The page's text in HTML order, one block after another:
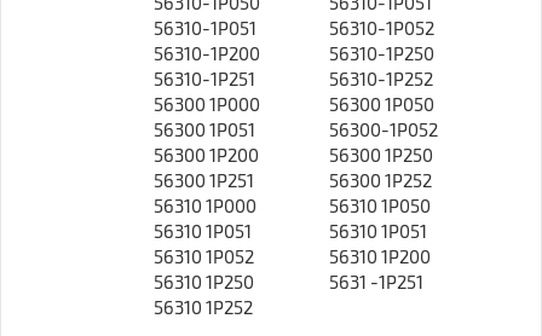
56310-1P051
56310-1P052
56310-1P200
56310-1P250
56310-1P251
56310-1P252
56300 1P000
56300 1P050
56300 1P051
56300-1P052
56300 1P200
56300 1P250
56300 1P251
56300 1P252
56310 1P000
56310 1P050
56310 1P051
56310 1P051
56310 1P052
56310 1P200
56310 1P250
5631 -1P251
56310 1P252